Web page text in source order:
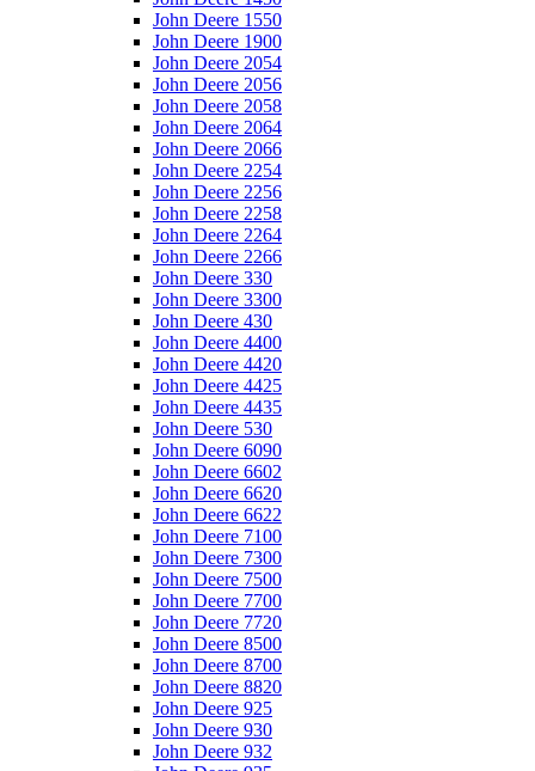
John Deere 1550
John Deere 1900
John Deere 2054
John Deere 2056
John Deere 2058
John Deere 2064
John Deere 2066
John Deere 2254
John Deere 2256
John Deere 2258
John Deere 2264
John Deere 2266
John Deere 330
John Deere 3300
John Deere 430
John Deere 4400
John Deere 4420
John Deere 4425
John Deere 4435
John Deere 530
John Deere 6090
John Deere 6602
John Deere 6620
John Deere 6622
John Deere 7100
John Deere 7300
John Deere 7500
John Deere 7700
John Deere 7720
John Deere 8500
John Deere 8700
John Deere 8820
John Deere 925
John Deere 930
John Deere 932